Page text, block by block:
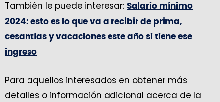
También le puede interesar: Salario mínimo
2024: esto es lo que va a recibir de prima,
cesantías y vacaciones este año si tiene ese
ingreso
Para aquellos interesados en obtener más
detalles o información adicional acerca de la